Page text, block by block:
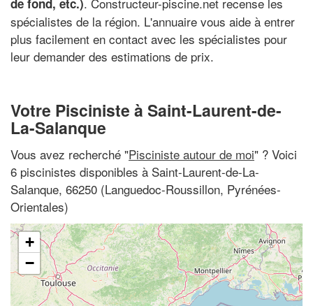
spécialistes de la région. L'annuaire vous aide à entrer
plus facilement en contact avec les spécialistes pour
leur demander des estimations de prix.
Votre Pisciniste à Saint-Laurent-de-
La-Salanque
Vous avez recherché "Pisciniste autour de moi" ? Voici
6 piscinistes disponibles à Saint-Laurent-de-La-
Salanque, 66250 (Languedoc-Roussillon, Pyrénées-
Orientales)
+
−